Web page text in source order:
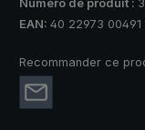
Numéro de produit :
EAN: 40 22973 00491
Recommander ce